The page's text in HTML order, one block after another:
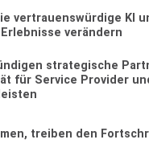
vertrauenswürdige KI
verändern
strategische
für Service Provider
treiben den